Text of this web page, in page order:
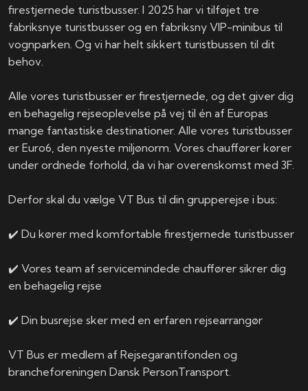
firestjernede turistbusser. I 2025 har vi tilføjet tre
fabriksnye turistbusser og en fabriksny VIP-minibus til
vognparken. Og vi har helt sikkert turistbussen til dit
behov.
Alle vores turistbusser er firestjernede, og det giver dig
en behagelig rejseoplevelse på vej til én af Europas
mange fantastiske destinationer. Alle vores turistbusser
er Euro6, den nyeste miljønorm. Vores chauffører kører
under ordnede forhold, da vi har overenskomst med 3F.
Derfor skal du vælge VT Bus til din grupperejse i bus:
✔️ Du kører med komfortable firestjernede turistbusser
✔️ Vores team af servicemindede chauffører sikrer dig
en behagelig rejse
✔️ Din busrejse sker med en erfaren rejsearrangør
VT Bus er medlem af Rejsegarantifonden og
brancheforeningen Dansk PersonTransport.